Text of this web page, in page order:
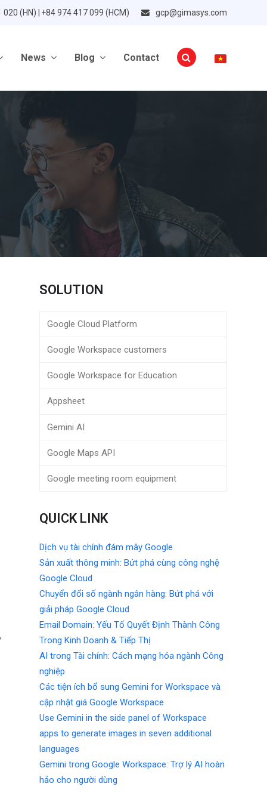
020 (HN) | +84 974 417 099 (HCM) gcp@gimasys.com
News Blog Contact
SOLUTION
Google Cloud Platform
Google Workspace customers
Google Workspace for Education
Appsheet
Gemini AI
Google Maps API
Google meeting room equipment
QUICK LINK
Dịch vụ tài chính đám mây Google
Sản xuất thông minh: Bứt phá cùng công nghệ
Google Cloud
Chuyển đổi số ngành ngân hàng: Bứt phá với
giải pháp Google Cloud
Email Domain: Yếu Tố Quyết Định Thành Công
Trong Kinh Doanh & Tiếp Thị
AI trong Tài chính: Cách mạng hóa ngành Công
nghiệp
Các tiện ích bổ sung Gemini for Workspace và
cập nhật giá Google Workspace
Use Gemini in the side panel of Workspace
apps to generate images in seven additional
languages
Gemini trong Google Workspace: Trợ lý AI hoàn
hảo cho người dùng